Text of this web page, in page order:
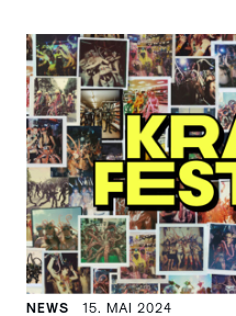
NEWS 15. MAI 2024